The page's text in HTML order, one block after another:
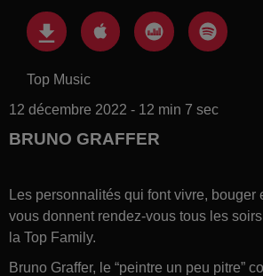
Top Music
12 décembre 2022 - 12 min 7 sec
BRUNO GRAFFER
Les personnalités qui font vivre, bouger
vous donnent rendez-vous tous les
la Top Family.
Bruno Graffer, le “peintre un peu pitre”